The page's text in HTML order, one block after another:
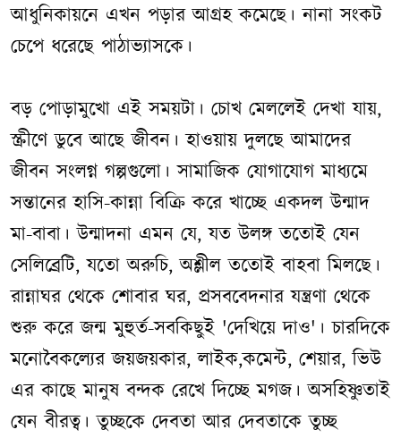
আধুনিকায়নে এখন পড়ার আগ্রহ কমেছে। নানা সংকট
চেপে ধরেছে পাঠাভ্যাসকে।
বড় পোড়ামুখো এই সময়টা। চোখ মেললেই দেখা যায়,
স্ক্রীণে ডুবে আছে জীবন। হাওয়ায় দুলছে আমাদের
জীবন সংলগ্ন গল্পগুলো। সামাজিক যোগাযোগ মাধ্যমে
সন্তানের হাসি-কান্না বিক্রি করে খাচ্ছে একদল উন্মাদ
মা-বাবা। উন্মাদনা এমন যে, যত উলঙ্গ ততোই যেন
সেলিব্রেটি, যতো অরুচি, অশ্লীল ততোই বাহবা মিলছে।
রান্নাঘর থেকে শোবার ঘর, প্রসববেদনার যন্ত্রণা থেকে
শুরু করে জন্ম মুহুর্ত-সবকিছুই 'দেখিয়ে দাও'। চারদিকে
মনোবৈকল্যের জয়জয়কার, লাইক,কমেন্ট, শেয়ার, ভিউ
এর কাছে মানুষ বন্দক রেখে দিচ্ছে মগজ। অসহিষ্ণুতাই
যেন বীরত্ব। তুচ্ছকে দেবতা আর দেবতাকে তুচ্ছ